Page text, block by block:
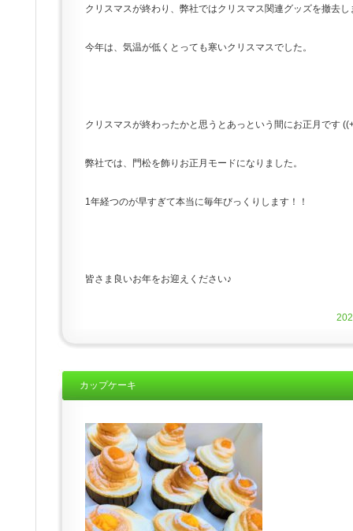
クリスマスが終わり、弊社ではクリスマス関連グッズを撤去し
今年は、気温が低くとっても寒いクリスマスでした。
クリスマスが終わったかと思うとあっという間にお正月です
弊社では、門松を飾りお正月モードになりました。
1年経つのが早すぎて本当に毎年びっくりします！！
皆さま良いお年をお迎えください♪
カップケーキ